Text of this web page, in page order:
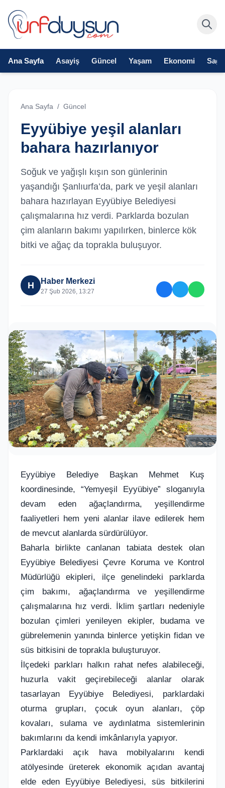
Ana Sayfa Asayiş Güncel Yaşam Ekonomi
Ana Sayfa / Güncel
Eyyübiye yeşil alanları
bahara hazırlanıyor
Soğuk ve yağışlı kışın son günlerinin
yaşandığı Şanlıurfa’da, park ve yeşil alanları
bahara hazırlayan Eyyübiye Belediyesi
çalışmalarına hız verdi. Parklarda bozulan
çim alanların bakımı yapılırken, binlerce kök
bitki ve ağaç da toprakla buluşuyor.
H Haber Merkezi
27 Şub 2026, 13:27
Eyyübiye Belediye Başkan Mehmet Kuş
koordinesinde, “Yemyeşil Eyyübiye” sloganıyla
devam eden ağaçlandırma, yeşillendirme
faaliyetleri hem yeni alanlar ilave edilerek hem
de mevcut alanlarda sürdürülüyor.
Baharla birlikte canlanan tabiata destek olan
Eyyübiye Belediyesi Çevre Koruma ve Kontrol
Müdürlüğü ekipleri, ilçe genelindeki parklarda
çim bakımı, ağaçlandırma ve yeşillendirme
çalışmalarına hız verdi. İklim şartları nedeniyle
bozulan çimleri yenileyen ekipler, budama ve
gübrelemenin yanında binlerce yetişkin fidan ve
süs bitkisini de toprakla buluşturuyor.
İlçedeki parkları halkın rahat nefes alabileceği,
huzurla vakit geçirebileceği alanlar olarak
tasarlayan Eyyübiye Belediyesi, parklardaki
oturma grupları, çocuk oyun alanları, çöp
kovaları, sulama ve aydınlatma sistemlerinin
bakımlarını da kendi imkânlarıyla yapıyor.
Parklardaki açık hava mobilyalarını kendi
atölyesinde üreterek ekonomik açıdan avantaj
elde eden Eyyübiye Belediyesi, süs bitkilerini